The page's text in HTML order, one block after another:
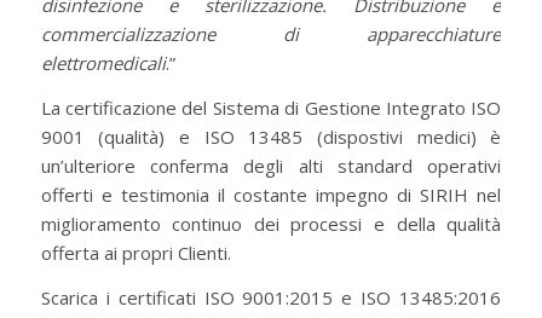
disinfezione e sterilizzazione. Distribuzione e
commercializzazione di apparecchiature
elettromedicali.”
La certificazione del Sistema di Gestione Integrato ISO
9001 (qualità) e ISO 13485 (dispostivi medici) è
un’ulteriore conferma degli alti standard operativi
offerti e testimonia il costante impegno di SIRIH nel
miglioramento continuo dei processi e della qualità
offerta ai propri Clienti.
Scarica i certificati ISO 9001:2015 e ISO 13485:2016